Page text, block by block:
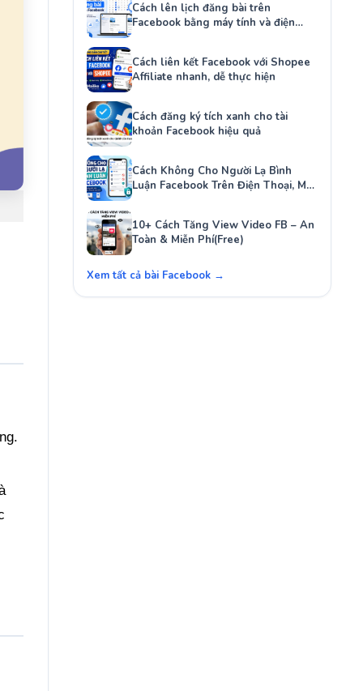
Cách lên lịch đăng bài trên
Facebook bằng máy tính và điện
thoại
Cách liên kết Facebook với Shopee
Affiliate nhanh, dễ thực hiện
Cách đăng ký tích xanh cho tài
khoản Facebook hiệu quả
Cách Không Cho Người Lạ Bình
Luận Facebook Trên Điện Thoại, Máy
Tính
10+ Cách Tăng View Video FB – An
Toàn & Miễn Phí(Free)
Xem tất cả bài Facebook →